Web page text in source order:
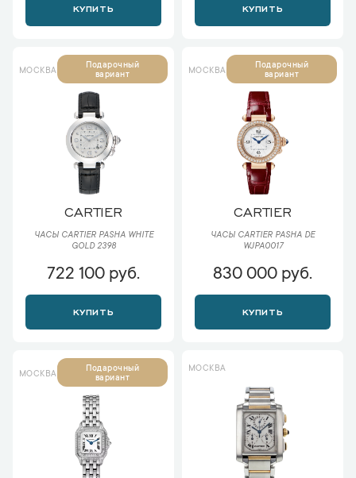
КУПИТЬ КУПИТЬ
МОСКВА
Подарочный
вариант
CARTIER
ЧАСЫ CARTIER PASHA WHITE
GOLD 2398
722 100 руб.
КУПИТЬ
МОСКВА
Подарочный
вариант
CARTIER
ЧАСЫ CARTIER PASHA DE
WJPA0017
830 000 руб.
КУПИТЬ
МОСКВА
Подарочный
вариант
МОСКВА